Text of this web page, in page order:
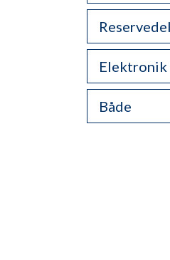
Elektronik
Både